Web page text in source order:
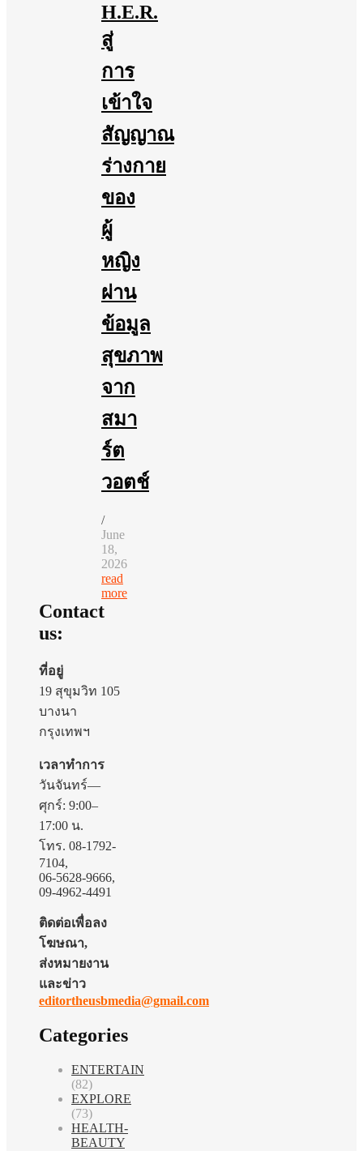
H.E.R.
สู่
การ
เข้าใจ
สัญญาณ
ร่างกาย
ของ
ผู้
หญิง
ผ่าน
ข้อมูล
สุขภาพ
จาก
สมา
ร์ต
วอตช์
/
June
18,
2026
read
more
Contact
us:
ที่อยู่
19 สุขุมวิท 105
บางนา
กรุงเทพฯ
เวลาทำการ
วันจันทร์—
ศุกร์: 9:00–
17:00 น.
โทร. 08-1792-
7104,
06-5628-9666,
09-4962-4491
ติดต่อเพื่อลง
โฆษณา,
ส่งหมายงาน
และข่าว
editortheusbmedia@gmail.com
Categories
ENTERTAIN
(82)
EXPLORE
(73)
HEALTH-
BEAUTY